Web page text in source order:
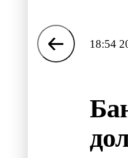
18:54